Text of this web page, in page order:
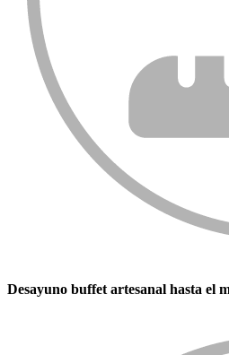
Desayuno buffet artesanal hasta el